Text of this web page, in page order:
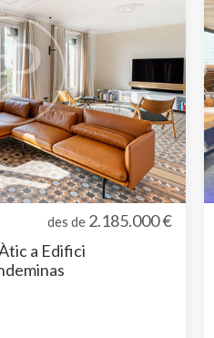
La finca és
de consergeria. Hi ha la
propietat en dos pisos...
des de 2.185.000 €
a Edifici